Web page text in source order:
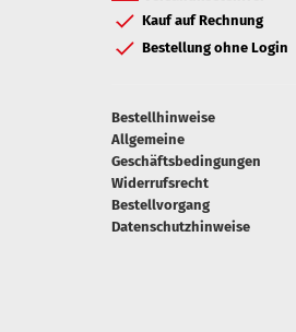
Kauf auf Rechnung
Bestellung ohne Login
Bestellhinweise
Allgemeine
Geschäftsbedingungen
Widerrufsrecht
Bestellvorgang
Datenschutzhinweise